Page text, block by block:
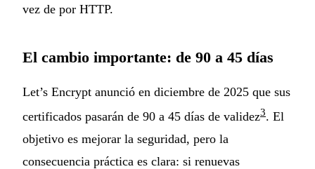
vez de por HTTP.
El cambio importante: de 90 a 45 días
Let’s Encrypt anunció en diciembre de 2025 que sus
certificados pasarán de 90 a 45 días de validez3. El
objetivo es mejorar la seguridad, pero la
consecuencia práctica es clara: si renuevas